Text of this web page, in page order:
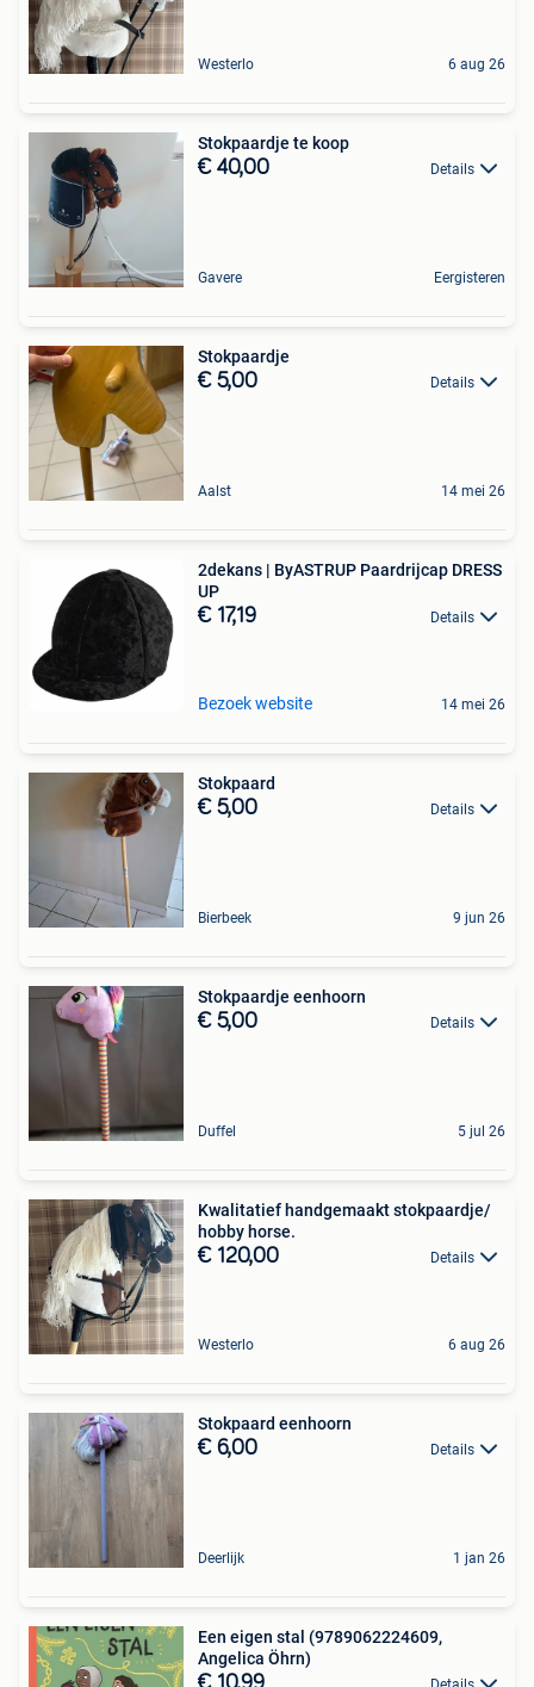
Westerlo 6 aug 26
Stokpaardje te koop
€ 40,00 Details
Gavere Eergisteren
Stokpaardje
€ 5,00 Details
Aalst 14 mei 26
2dekans | ByASTRUP Paardrijcap DRESS
UP
€ 17,19 Details
Bezoek website 14 mei 26
Stokpaard
€ 5,00 Details
Bierbeek 9 jun 26
Stokpaardje eenhoorn
€ 5,00 Details
Duffel 5 jul 26
Kwalitatief handgemaakt stokpaardje/
hobby horse.
€ 120,00 Details
Westerlo 6 aug 26
Stokpaard eenhoorn
€ 6,00 Details
Deerlijk 1 jan 26
Een eigen stal (9789062224609,
Angelica Öhrn)